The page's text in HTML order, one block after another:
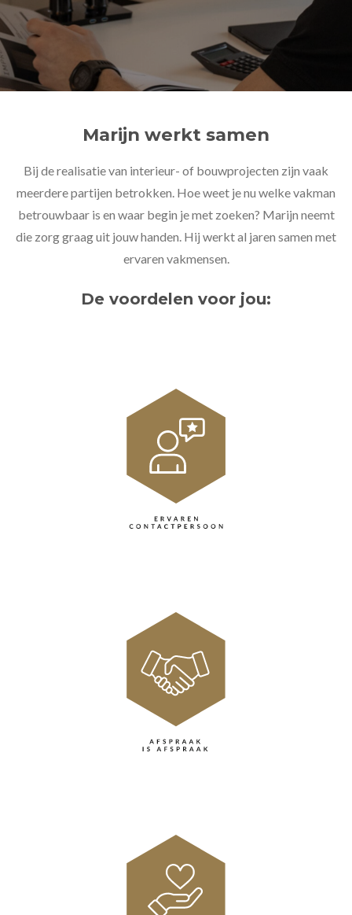
Marijn werkt samen
Bij de realisatie van interieur- of bouwprojecten zijn vaak
meerdere partijen betrokken. Hoe weet je nu welke vakman
betrouwbaar is en waar begin je met zoeken? Marijn neemt
die zorg graag uit jouw handen. Hij werkt al jaren samen met
ervaren vakmensen.
De voordelen voor jou: